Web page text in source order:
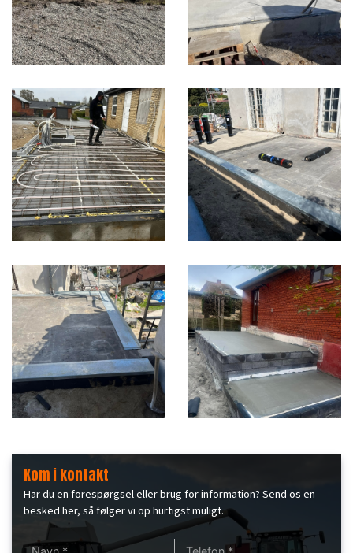
Kom i kontakt
Har du en forespørgsel eller brug for information? Send os en
besked her, så følger vi op hurtigst muligt.